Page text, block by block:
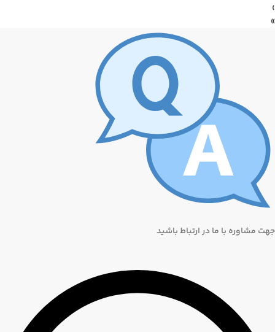
›
»
جهت مشاوره با ما در ارتباط باشید